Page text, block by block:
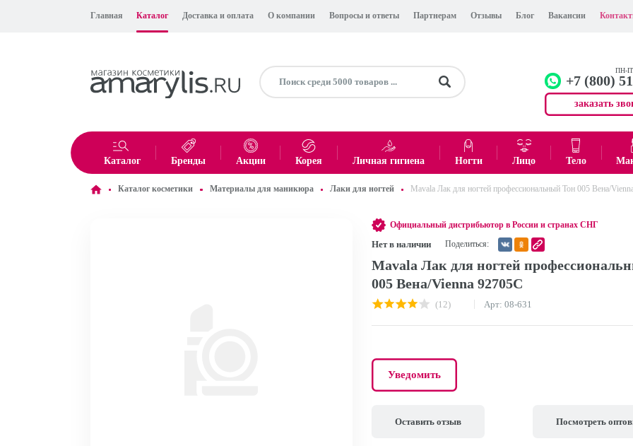
Главная Каталог Доставка и оплата О компании Вопросы и ответы Партнерам Отзывы Блог Вакансии
ПН-
+7 (800)
заказать
Офис +7 (499)
Итого: 0 ₽
Каталог Бренды Акции Корея Личная гигиена Ногти Лицо Тело
Каталог косметики Материалы для маникюра Лаки для ногтей Mavala Лак для ногтей профессиональный Тон 005 Вена/
Официальный дистрибьютор в России и странах СНГ
Нет в наличии Поделиться:
Mavala Лак для ногтей
005 Вена/Vienna 92705С
(12) Арт: 08-631
Уведомить
Оставить отзыв Посмотреть